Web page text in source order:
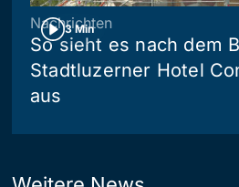
3 Min
Nachrichten
So sieht es nach dem
Stadtluzerner Hotel
aus